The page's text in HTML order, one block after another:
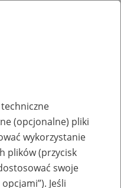
nie została znaleziona.
404
(opcjonalne) pliki
wykorzystanie
plików (przycisk
swoje
Jeśli